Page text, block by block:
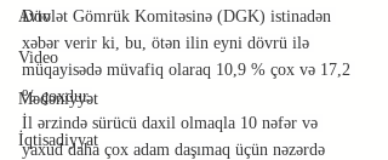
Avto
Video
Mədəniyyət
İqtisadiyyat
Dövlət Gömrük Komitəsinə (DGK) istinadən
xəbər verir ki, bu, ötən ilin eyni dövrü ilə
müqayisədə müvafiq olaraq 10,9 % çox və 17,2
% çoxdur.
İl ərzində sürücü daxil olmaqla 10 nəfər və
yaxud daha çox adam daşımaq üçün nəzərdə